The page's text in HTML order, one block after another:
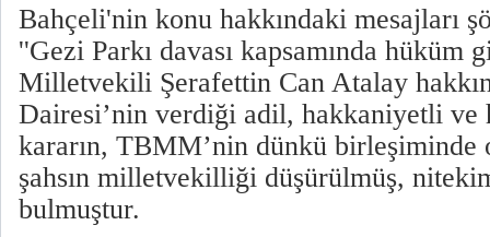
Bahçeli'nin konu hakkındaki mesajları
''Gezi Parkı davası kapsamında hüküm
Milletvekili Şerafettin Can Atalay
Dairesi’nin verdiği adil, hakkaniyetli ve
kararın, TBMM’nin dünkü birleşiminde
şahsın milletvekilliği düşürülmüş,
bulmuştur.